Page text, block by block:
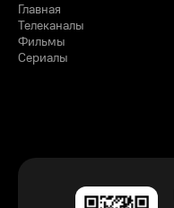
Главная
Телеканалы
Фильмы
Сериалы